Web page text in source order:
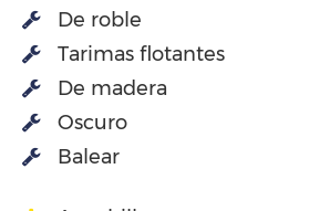
De roble
Tarimas flotantes
De madera
Oscuro
Balear